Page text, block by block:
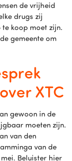
de vrijheid
drugs zij
koop moet zijn.
gemeente om
XTC
gewoon in de
moeten zijn.
van den
van de
Beluister hier